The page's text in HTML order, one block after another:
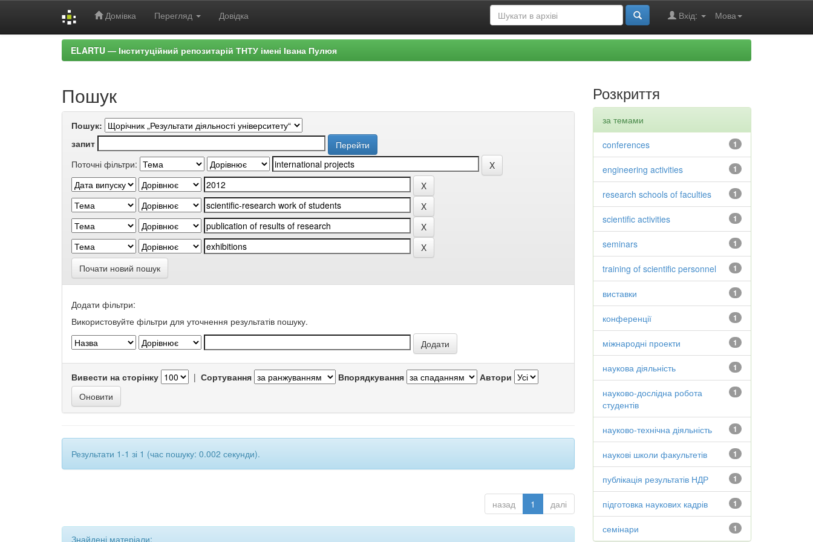
Домівка Перегляд Довідка Мова
Вхід:
ELARTU — Інституційний репозитарій ТНТУ імені Івана Пулюя
Пошук
Пошук:
запит
Поточні фільтри:
Почати новий пошук
Додати фільтри:
Використовуйте фільтри для уточнення результатів пошуку.
Вивести на сторінку | Сортування Впорядкування Автори
Результати 1-1 зі 1 (час пошуку: 0.002 секунди).
назад 1 далі
Знайдені матеріали:
Розкриття
за темами
1
conferences
1
engineering activities
1
research schools of faculties
1
scientific activities
1
seminars
1
training of scientific personnel
1
виставки
1
конференції
1
міжнародні проекти
1
наукова діяльність
1
науково-дослідна робота
студентів
1
науково-технічна діяльність
1
наукові школи факультетів
1
публікація результатів НДР
1
підготовка наукових кадрів
1
семінари